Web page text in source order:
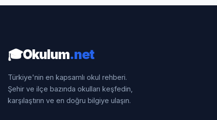
🎓Okulum.net
Türkiye'nin en kapsamlı okul rehberi.
Şehir ve ilçe bazında okulları keşfedin,
karşılaştırın ve en doğru bilgiye ulaşın.